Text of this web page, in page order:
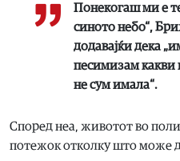
Понекогаш ми е
синото небо“,
додавајќи дека
песимизам
не сум имала“.
Според неа, животот во
потежок отколку што може